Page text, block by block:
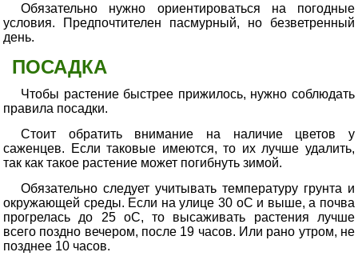
Обязательно нужно ориентироваться на погодные
условия. Предпочтителен пасмурный, но безветренный
день.
ПОСАДКА
Чтобы растение быстрее прижилось, нужно соблюдать
правила посадки.
Стоит обратить внимание на наличие цветов у
саженцев. Если таковые имеются, то их лучше удалить,
так как такое растение может погибнуть зимой.
Обязательно следует учитывать температуру грунта и
окружающей среды. Если на улице 30 оС и выше, а почва
прогрелась до 25 оС, то высаживать растения лучше
всего поздно вечером, после 19 часов. Или рано утром, не
позднее 10 часов.